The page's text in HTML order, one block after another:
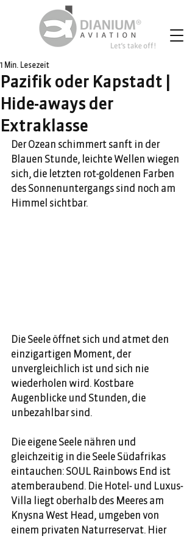
Pazifik oder Kapstadt |
Hide-aways der
Extraklasse
1 Min. Lesezeit
Der Ozean schimmert sanft in der
Blauen Stunde, leichte Wellen wiegen
sich, die letzten rot-goldenen Farben
des Sonnenuntergangs sind noch am
Himmel sichtbar.
Die Seele öffnet sich und atmet den
einzigartigen Moment, der
unvergleichlich ist und sich nie
wiederholen wird. Kostbare
Augenblicke und Stunden, die
unbezahlbar sind.
Die eigene Seele nähren und
gleichzeitig in die Seele Südafrikas
eintauchen: SOUL Rainbows End ist
atemberaubend. Die Hotel- und Luxus-
Villa liegt oberhalb des Meeres am
Knysna West Head, umgeben von
einem privaten Naturreservat. Hier